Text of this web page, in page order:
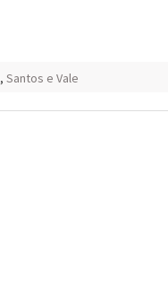
, Santos e Vale